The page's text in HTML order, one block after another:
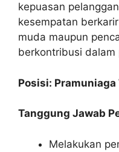
kepuasan
kesempatan
muda maupun
berkontribusi dalam
Posisi: Pramuniaga
Tanggung Jawab
Melakukan